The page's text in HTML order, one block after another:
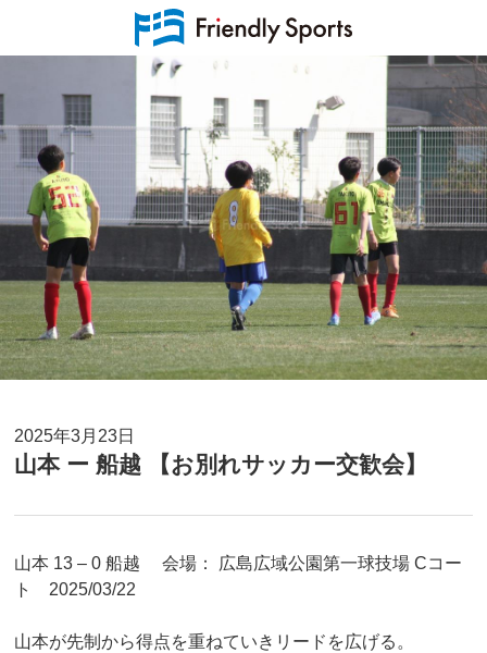
2025年3月23日
山本 ー 船越 【お別れサッカー交歓会】
山本 13 – 0 船越 会場： 広島広域公園第一球技場 Cコー
ト 2025/03/22
山本が先制から得点を重ねていきリードを広げる。